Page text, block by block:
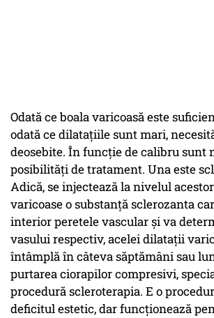
Odată ce boala varicoasă este
odată ce dilatațiile sunt mari,
deosebite. În funcție de calibru sunt
posibilități de tratament. Una este
Adică, se injectează la nivelul
varicoase o substanță sclerozanta
interior peretele vascular și va
vasului respectiv, acelei dilatații
întâmplă în câteva săptămâni sau
purtarea ciorapilor compresivi,
procedură scleroterapia. E o
deficitul estetic, dar funcționează